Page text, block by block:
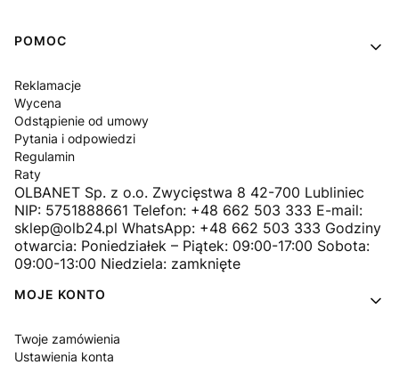
Linki w stopce
POMOC
Reklamacje
Wycena
Odstąpienie od umowy
Pytania i odpowiedzi
Regulamin
Raty
OLBANET Sp. z o.o. Zwycięstwa 8 42-700 Lubliniec
NIP: 5751888661 Telefon: +48 662 503 333 E-mail:
sklep@olb24.pl WhatsApp: +48 662 503 333 Godziny
otwarcia: Poniedziałek – Piątek: 09:00-17:00 Sobota:
09:00-13:00 Niedziela: zamknięte
MOJE KONTO
Twoje zamówienia
Ustawienia konta